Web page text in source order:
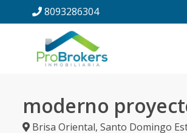
8093286304
moderno
Brisa Oriental, Santo Domingo